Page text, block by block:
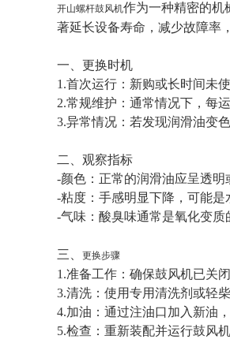
开山螺杆鼓风机作为一种精密的机
著延长设备寿命，减少故障
一、更换时机
1.首次运行：新购或长时间
2.常规维护：通常情况下，每
3.异常情况：若发现润滑油
二、观察指标
-颜色：正常的润滑油应呈透
-粘度：手感明显下降，可能
-气味：酸臭味通常是氧化变质
三、 更换步骤
1.准备工作：确保鼓风机已
3.清洗：使用专用清洗剂或
4.加油：通过注油口加入新
5.检查：重新装配并运行